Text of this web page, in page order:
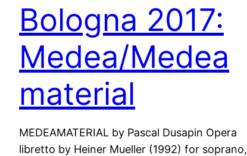
Bologna 2017:
Medea/Medea
material
MEDEAMATERIAL by Pascal Dusapin Opera
libretto by Heiner Mueller (1992) for soprano,